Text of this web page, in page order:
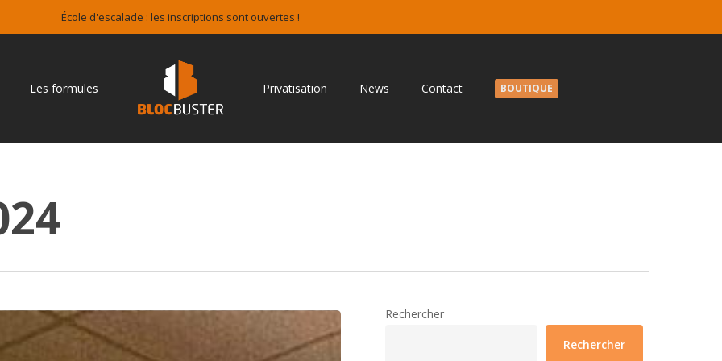
École d'escalade : les inscriptions sont ouvertes !
Les formules Privatisation News Contact BOUTIQUE
Rechercher
Rechercher